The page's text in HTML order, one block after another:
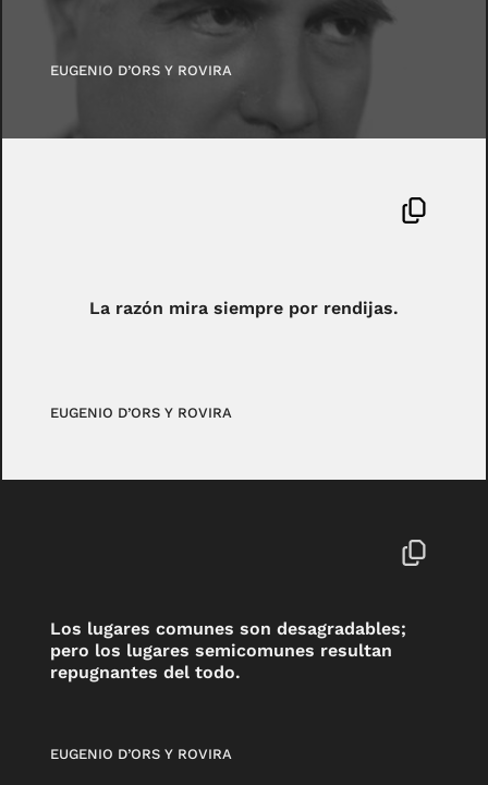
EUGENIO D’ORS Y ROVIRA
La razón mira siempre por rendijas.
EUGENIO D’ORS Y ROVIRA
Los lugares comunes son desagradables;
pero los lugares semicomunes resultan
repugnantes del todo.
EUGENIO D’ORS Y ROVIRA